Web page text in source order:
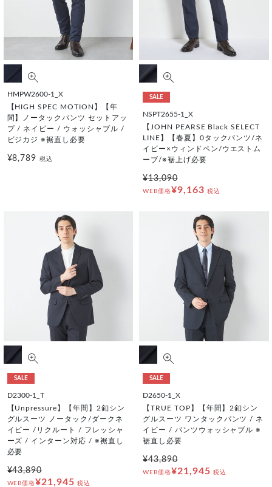
HMPW2600-1_X
【HIGH SPEC MOTION】【年
間】ノータックパンツ セットアッ
プ / ネイビー / ウォッシャブル /
ビジカジ ※裾直し必要
¥8,789税込
SALE
NSPT2655-1_X
【JOHN PEARSE Black SELECT
LINE】【春夏】0タックパンツ/ネ
イビー×ウィンドペン/ウエストム
ーブ/※裾上げ必要
¥13,090
WEB価格¥9,163 税込
SALE
D2300-1_T
【Unpressure】【年間】2釦シン
グルスーツ ノータック/ダークネ
イビー /リクルート / フレッシャ
ーズ / インターン対応 / ※裾直し
必要
¥43,890
WEB価格¥21,945 税込
SALE
D2650-1_X
【TRUE TOP】【年間】2釦シン
グルスーツ ワンタックパンツ / ネ
イビー / パンツウォッシャブル ※
裾直し必要
¥43,890
WEB価格¥21,945 税込